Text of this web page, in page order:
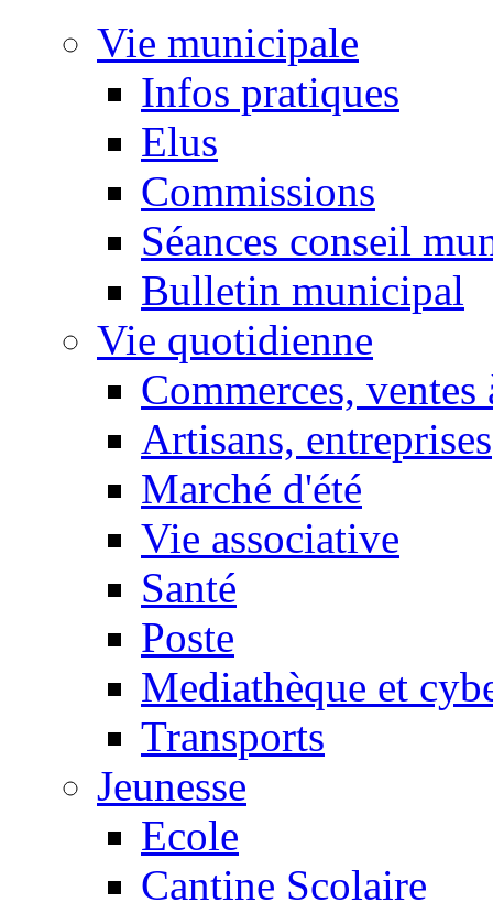
Vie municipale
Infos pratiques
Elus
Commissions
Séances conseil
Bulletin municipal
Vie quotidienne
Commerces, ventes
Artisans, entreprises
Marché d'été
Vie associative
Santé
Poste
Mediathèque et
Transports
Jeunesse
Ecole
Cantine Scolaire